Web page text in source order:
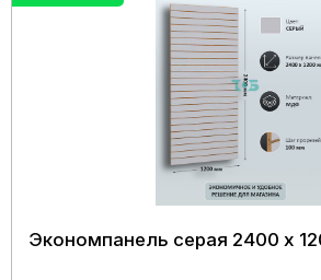
Экономпанель серая 2400 х